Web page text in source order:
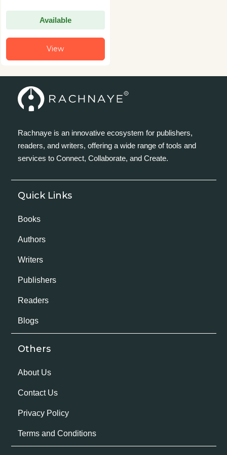
Available
View
Rachnaye is an innovative ecosystem for publishers,
readers, and writers, offering a wide range of tools and
services to Connect, Collaborate, and Create.
Quick Links
Books
Authors
Writers
Publishers
Readers
Blogs
Others
About Us
Contact Us
Privacy Policy
Terms and Conditions